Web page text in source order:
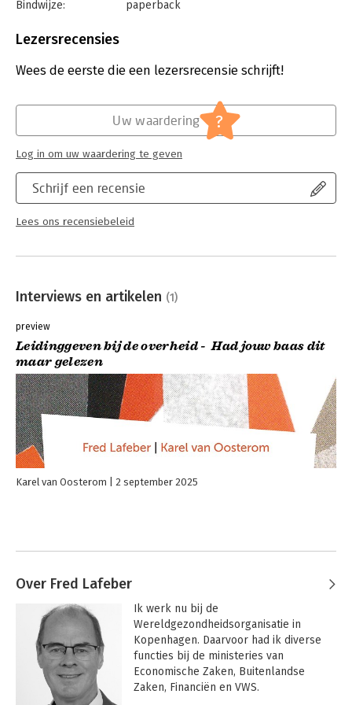
Bindwijze:
paperback
Uitgever:
Verschijningsdatum:
21-8-2025
Lezersrecensies
Wees de eerste die een lezersrecensie schrijft!
Schrijf een recensie
Lees ons recensiebeleid
Uw waardering ?
Log in om uw waardering te geven
Interviews en artikelen (1)
preview
Leidinggeven bij de overheid - Had jouw baas dit
maar gelezen
Karel van Oosterom 2 september 2025
Over Fred Lafeber
Ik werk nu bij de
Wereldgezondheidsorganisatie in
Kopenhagen. Daarvoor had ik diverse
functies bij de ministeries van
Economische Zaken, Buitenlandse
Zaken, Financiën en VWS.